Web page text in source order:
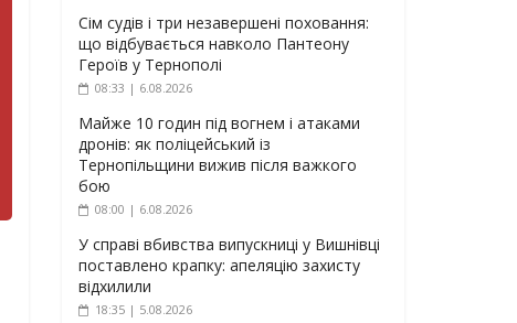
Сім судів і три незавершені поховання:
що відбувається навколо Пантеону
Героїв у Тернополі
08:33 | 6.08.2026
Майже 10 годин під вогнем і атаками
дронів: як поліцейський із
Тернопільщини вижив після важкого
бою
08:00 | 6.08.2026
У справі вбивства випускниці у Вишнівці
поставлено крапку: апеляцію захисту
відхилили
18:35 | 5.08.2026